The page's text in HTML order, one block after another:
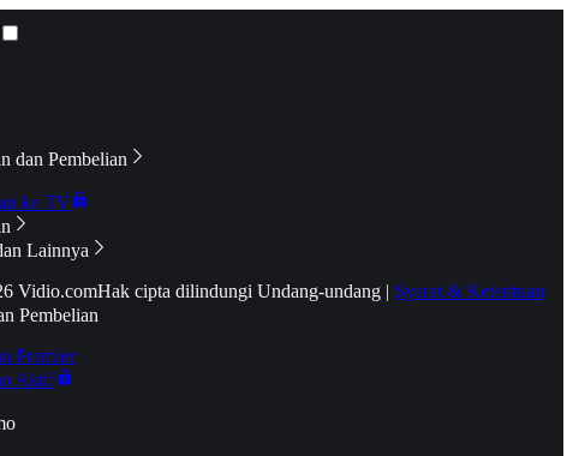
dan Pembelian
ke TV
Lainnya
Vidio.comHak cipta dilindungi Undang-undang | Syarat & Ketentuan
Pembelian
Premier
Aktif